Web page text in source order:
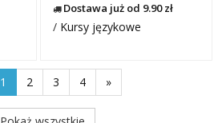
Dostawa już od 9.90 zł
/ Kursy językowe
1 2 3 4 »